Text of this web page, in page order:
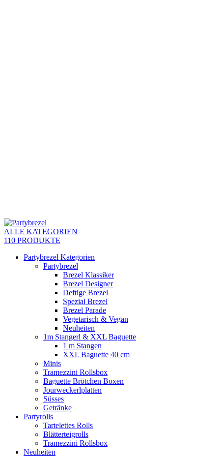
ALLE KATEGORIEN
110 PRODUKTE
Partybrezel Kategorien
Partybrezel
Brezel Klassiker
Brezel Designer
Deftige Brezel
Spezial Brezel
Brezel Parade
Vegetarisch & Vegan
Neuheiten
1m Stangerl & XXL Baguette
1 m Stangen
XXL Baguette 40 cm
Minis
Tramezzini Rollsbox
Baguette Brötchen Boxen
Jourweckerlplatten
Süsses
Getränke
Partyrolls
Tartelettes Rolls
Blätterteigrolls
Tramezzini Rollsbox
Neuheiten